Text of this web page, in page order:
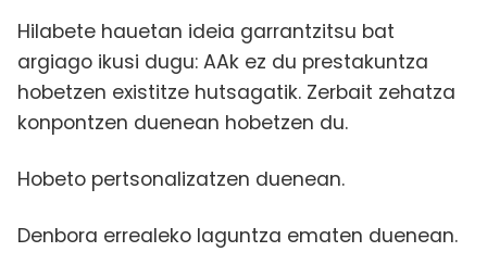
Hilabete hauetan ideia garrantzitsu bat
argiago ikusi dugu: AAk ez du prestakuntza
hobetzen existitze hutsagatik. Zerbait zehatza
konpontzen duenean hobetzen du.
Hobeto pertsonalizatzen duenean.
Denbora errealeko laguntza ematen duenean.